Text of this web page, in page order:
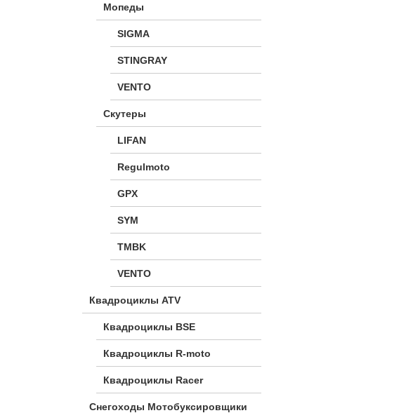
Мопеды
SIGMA
STINGRAY
VENTO
Скутеры
LIFAN
Regulmoto
GPX
SYM
TMBK
VENTO
Квадроциклы ATV
Квадроциклы BSE
Квадроциклы R-moto
Квадроциклы Racer
Снегоходы Мотобуксировщики